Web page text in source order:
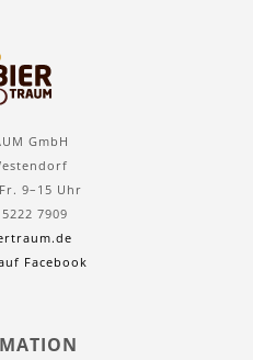
GmbH
9–15 Uhr
7909
Facebook